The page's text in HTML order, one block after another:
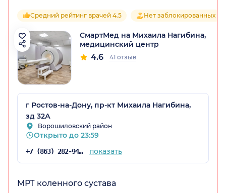
Средний рейтинг врачей 4.5 Нет заблокированных
СмартМед на Михаила Нагибина,
медицинский центр
4.6 41 отзыв
г Ростов-на-Дону, пр-кт Михаила Нагибина,
зд 32А
Ворошиловский район
Открыто до 23:59
+7 (863) 282-94-41 показать
МРТ коленного сустава